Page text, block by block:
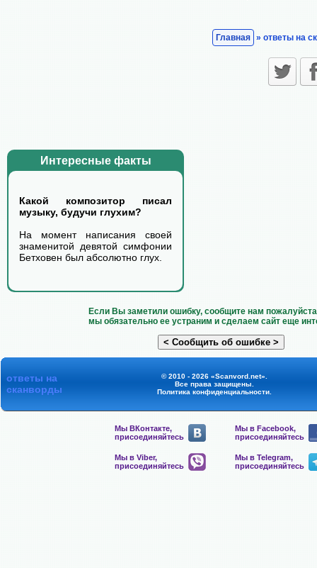
Интересные факты
Какой композитор писал
музыку, будучи глухим?
На момент написания своей
знаменитой девятой симфонии
Бетховен был абсолютно глух.
Главная » ответы на
Если Вы заметили ошибку, сообщите нам
мы обязательно ее устраним и сделаем сайт еще
ответы на
сканворды
© 2010 - 2026 «Scanvord.net».
Все права защищены.
Политика конфиденциальности.
Мы ВКонтакте,
присоединяйтесь
Мы в Facebook,
присоединяйтесь
Мы в Viber,
присоединяйтесь
Мы в Telegram,
присоединяйтесь